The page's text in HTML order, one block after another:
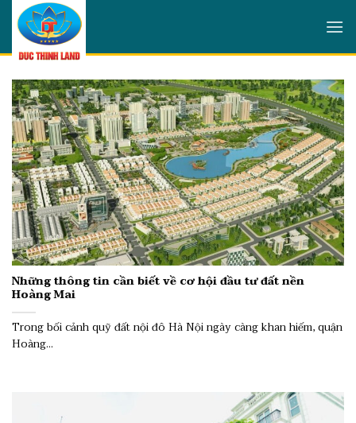
Skip
content
Những thông tin cần biết về cơ hội đầu tư đất nền
Hoàng Mai
Trong bối cảnh quỹ đất nội đô Hà Nội ngày càng khan hiếm, quận
Hoàng...